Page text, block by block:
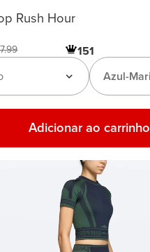
Rush Hour
151
Azul-
Adicionar ao carrinho